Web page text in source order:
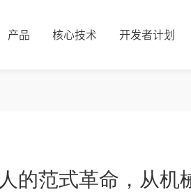
产品 核心技术 开发者计划
的范式革命，从机